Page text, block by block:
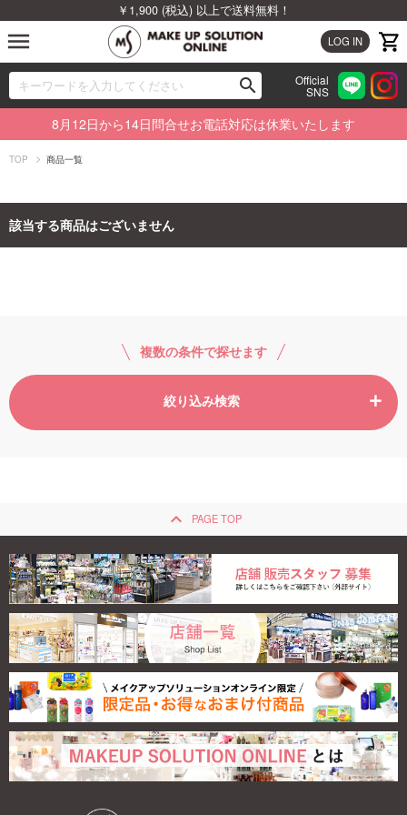
￥1,900 (税込) 以上で送料無料！
LOG IN
menu
search
00
Official
SNS
ブランドから探す
カテゴリから探す
ログイン・新規会員登録
8月12日から14日問合せお電話対応は休業いたします
TOP 商品一覧
該当する商品はございません
複数の条件で探せます
絞り込み検索
keyboard_arrow_up PAGE TOP